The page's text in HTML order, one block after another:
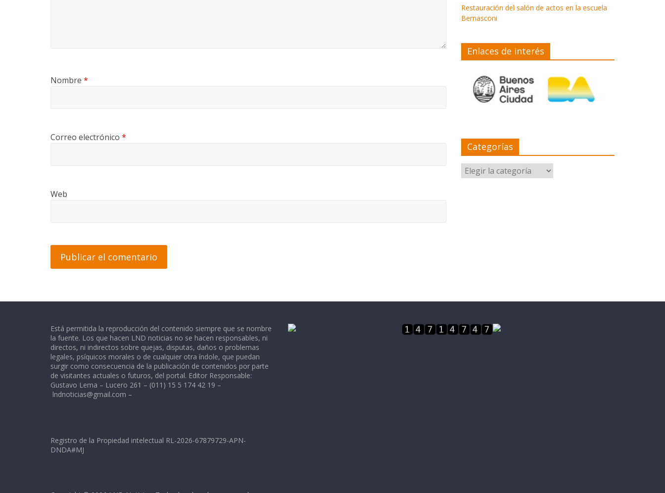
Nombre *
Correo electrónico *
Web
Restauración del salón de actos en la escuela
Bernasconi
Enlaces de interés
Categorías
Categorías
Está permitida la reproducción del contenido siempre que se nombre
la fuente. Los que hacen LND noticias no se hacen responsables, ni
directos, ni indirectos sobre quejas, disputas, daños o problemas
legales, psíquicos morales o de cualquier otra índole, que puedan
surgir como consecuencia de la publicación de contenidos por parte
de visitantes actuales o futuros, del portal. Editor Responsable:
Gustavo Lema – Lucero 261 – (011) 15 5 174 42 19 –
lndnoticias@gmail.com –
Registro de la Propiedad intelectual RL-2026-67879729-APN-
DNDA#MJ